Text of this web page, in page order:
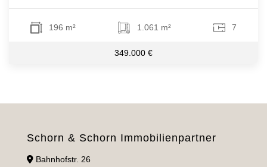
196 m² 1.061 m² 7
349.000 €
Schorn & Schorn Immobilienpartner
Bahnhofstr. 26